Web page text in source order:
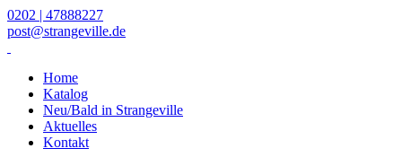
0202 | 47888227
post@strangeville.de
Home
Katalog
Neu/Bald in Strangeville
Aktuelles
Kontakt